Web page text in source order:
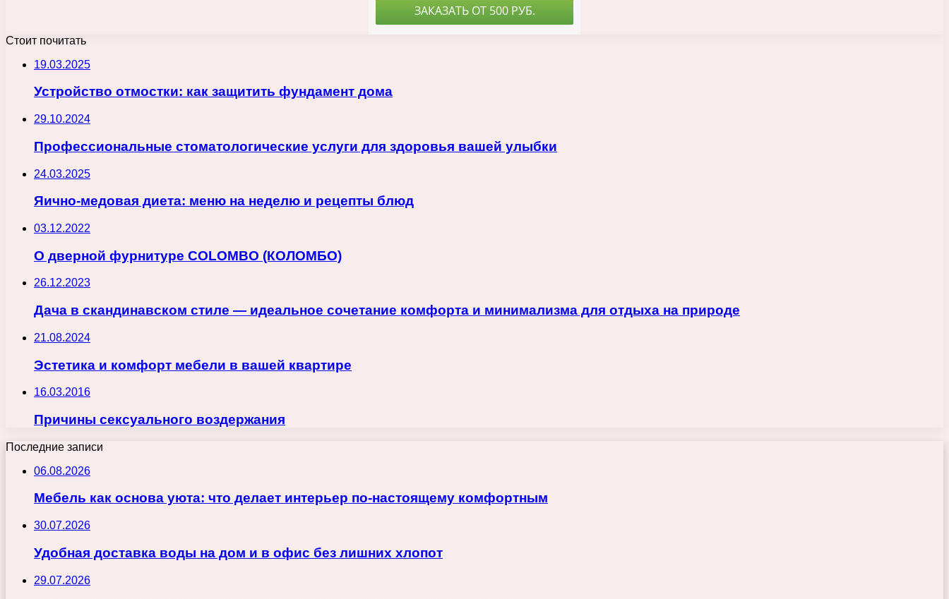
Стоит почитать
19.03.2025
Устройство отмостки: как защитить фундамент дома
29.10.2024
Профессиональные стоматологические услуги для здоровья вашей улыбки
24.03.2025
Яично-медовая диета: меню на неделю и рецепты блюд
03.12.2022
О дверной фурнитуре COLOMBO (КОЛОМБО)
26.12.2023
Дача в скандинавском стиле — идеальное сочетание комфорта и минимализма для отдыха на природе
21.08.2024
Эстетика и комфорт мебели в вашей квартире
16.03.2016
Причины сексуального воздержания
Последние записи
06.08.2026
Мебель как основа уюта: что делает интерьер по-настоящему комфортным
30.07.2026
Удобная доставка воды на дом и в офис без лишних хлопот
29.07.2026